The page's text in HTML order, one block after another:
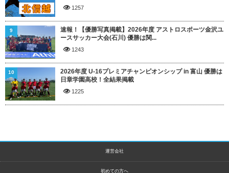
1257
速報！【優勝写真掲載】2026年度 アストロスポーツ金沢ユ
ースサッカー大会(石川) 優勝は関...
1243
9
2026年度 U-16プレミアチャンピオンシップ in 富山 優勝は
日章学園高校！全結果掲載
1225
10
運営会社
初めての方へ